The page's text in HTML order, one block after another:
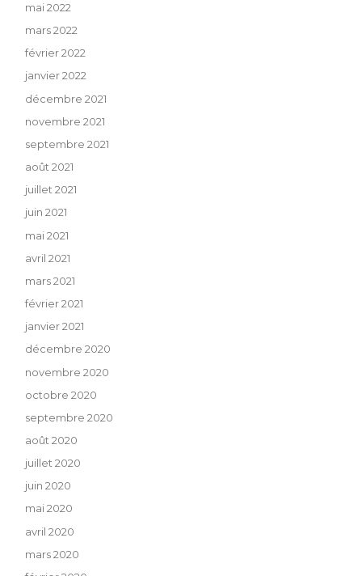
mai 2022
mars 2022
février 2022
janvier 2022
décembre 2021
novembre 2021
septembre 2021
août 2021
juillet 2021
juin 2021
mai 2021
avril 2021
mars 2021
février 2021
janvier 2021
décembre 2020
novembre 2020
octobre 2020
septembre 2020
août 2020
juillet 2020
juin 2020
mai 2020
avril 2020
mars 2020